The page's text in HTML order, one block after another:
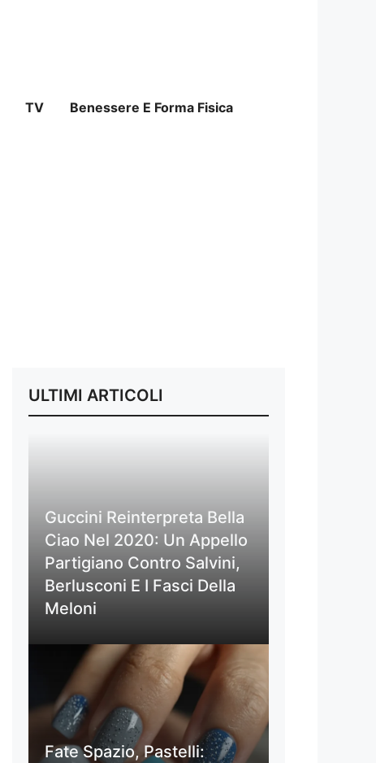
TV Benessere E Forma Fisica
ULTIMI ARTICOLI
Guccini Reinterpreta Bella
Ciao Nel 2020: Un Appello
Partigiano Contro Salvini,
Berlusconi E I Fasci Della
Meloni
Fate Spazio, Pastelli: